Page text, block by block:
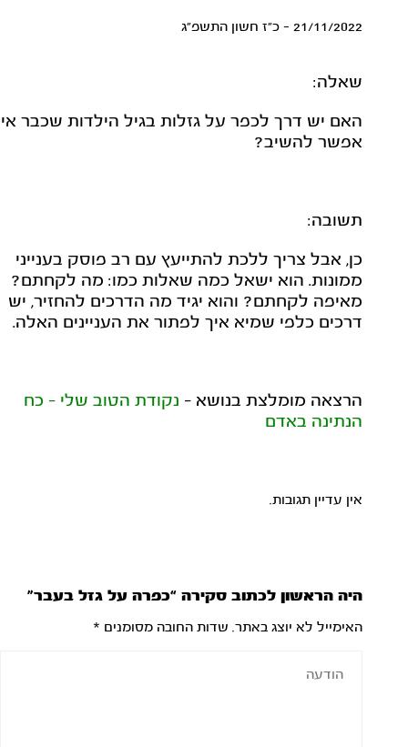
21/11/2022 - כ"ז חשון התשפ"ג
שאלה:
האם יש דרך לכפר על גזלות בגיל הילדות שכבר אי
אפשר להשיב?
תשובה:
כן, אבל צריך ללכת להתייעץ עם רב פוסק בענייני
ממונות. הוא ישאל כמה שאלות כמו: מה לקחתם?
מאיפה לקחתם? והוא יגיד מה הדרכים להחזיר, יש
דרכים כלפי שמיא איך לפתור את העניינים האלה.
הרצאה מומלצת בנושא - נקודת הטוב שלי - כח
הנתינה באדם
אין עדיין תגובות.
היה הראשון לכתוב סקירה “כפרה על גזל בעבר”
האימייל לא יוצג באתר. שדות החובה מסומנים *